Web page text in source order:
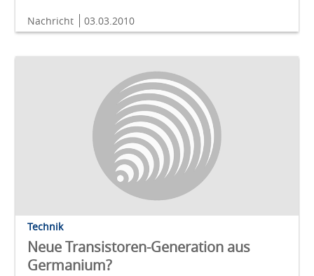
Nachricht 03.03.2010
Technik
Neue Transistoren-Generation aus
Germanium?